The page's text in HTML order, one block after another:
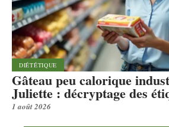
DIÉTÉTIQUE
Gâteau peu calorique
Juliette : décryptage des
1 août 2026